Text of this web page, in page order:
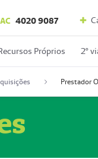
4020 9087
Próprios 2º